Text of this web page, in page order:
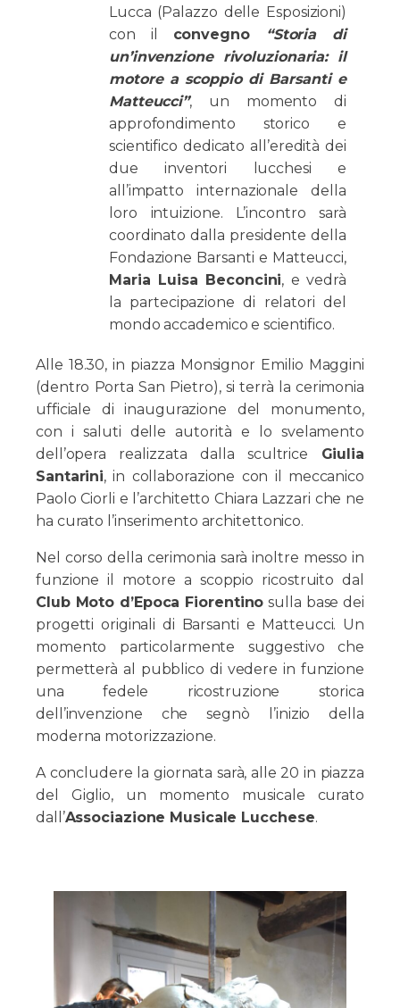
Lucca (Palazzo delle Esposizioni)
con il convegno
“Storia di
un’invenzione rivoluzionaria: il
motore a scoppio di Barsanti e
Matteucci”, un momento di
approfondimento storico e
scientifico dedicato all’eredità dei
due inventori lucchesi e
all’impatto internazionale della
loro intuizione. L’incontro sarà
coordinato dalla presidente della
Fondazione Barsanti e Matteucci,
Maria Luisa Beconcini, e vedrà
la partecipazione di relatori del
mondo accademico e scientifico.
Alle 18.30, in piazza Monsignor Emilio Maggini
(dentro Porta San Pietro), si terrà la cerimonia
ufficiale di inaugurazione del monumento,
con i saluti delle autorità e lo svelamento
dell’opera realizzata dalla scultrice Giulia
Santarini, in collaborazione con il meccanico
Paolo Ciorli e l’architetto Chiara Lazzari che ne
ha curato l’inserimento architettonico.
Nel corso della cerimonia sarà inoltre messo in
funzione il motore a scoppio ricostruito dal
Club Moto d’Epoca Fiorentino sulla base dei
progetti originali di Barsanti e Matteucci. Un
momento particolarmente suggestivo che
permetterà al pubblico di vedere in funzione
una fedele ricostruzione storica
dell’invenzione che segnò l’inizio della
moderna motorizzazione.
A concludere la giornata sarà, alle 20 in piazza
del Giglio, un momento musicale curato
dall’Associazione Musicale Lucchese.